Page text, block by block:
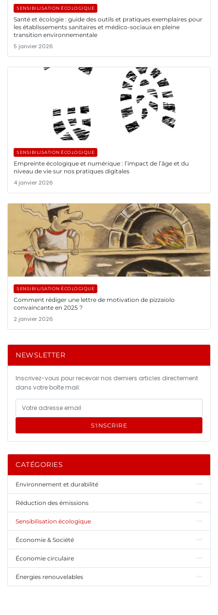
SENSIBILISATION ÉCOLOGIQUE
Santé et écologie : guide des outils et pratiques exemplaires pour
les établissements sanitaires et médico-sociaux en pleine
transition environnementale
5 janvier 2026
SENSIBILISATION ÉCOLOGIQUE
Empreinte écologique et numérique : l’impact de l’âge et du
niveau de vie sur nos pratiques digitales
4 janvier 2026
SENSIBILISATION ÉCOLOGIQUE
Comment rédiger une lettre de motivation de pizzaiolo
convaincante en 2025 ?
2 janvier 2026
NEWSLETTER
Inscrivez-vous pour recevoir nos derniers articles directement
dans votre boîte mail.
S'INSCRIRE
CATÉGORIES
Environnement et durabilité
Réduction des émissions
Sensibilisation écologique
Économie & Société
Économie circulaire
Énergies renouvelables